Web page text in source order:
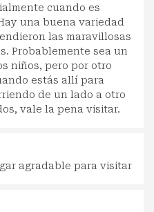
cuando es
una buena variedad
las maravillosas
Probablemente sea un
niños, pero por otro
estás allí para
de un lado a otro
vale la pena visitar.
agradable para visitar